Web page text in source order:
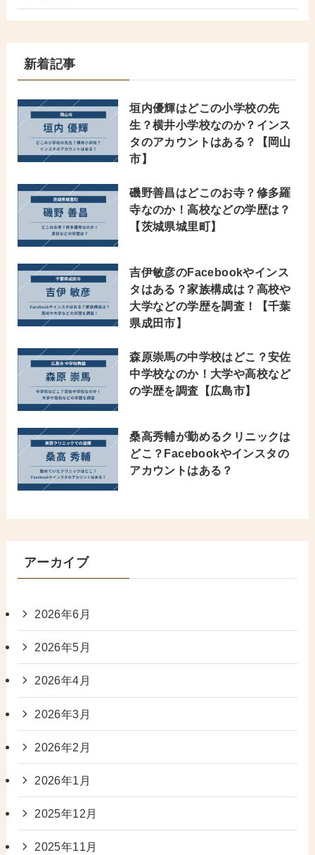
新着記事
垣内優輝はどこの小学校の先
生？横井小学校なのか？インス
タのアカウントはある？【岡山
市】
磯野善昌はどこのお寺？修多羅
寺なのか！高校などの学歴は？
【茨城県城里町】
吉伊敏彦のFacebookやインス
タはある？家族構成は？高校や
大学などの学歴を調査！【千葉
県成田市】
森原崇馬の中学校はどこ？安佐
中学校なのか！大学や高校など
の学歴を調査【広島市】
桑高秀輔が勤めるクリニックは
どこ？Facebookやインスタの
アカウントはある？
アーカイブ
2026年6月
2026年5月
2026年4月
2026年3月
2026年2月
2026年1月
2025年12月
2025年11月